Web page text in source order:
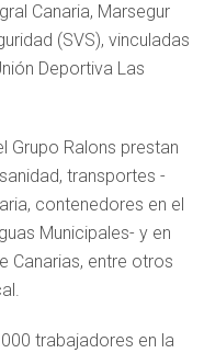
Canaria, Marsegur
(SVS), vinculadas
Deportiva Las
Grupo Ralons prestan
transportes -
contenedores en el
Municipales- y en
Canarias, entre otros
trabajadores en la